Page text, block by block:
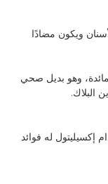
ويكون مضادًا
وهو بديل صحي
البلاك.
إكسيليتول له فوائد